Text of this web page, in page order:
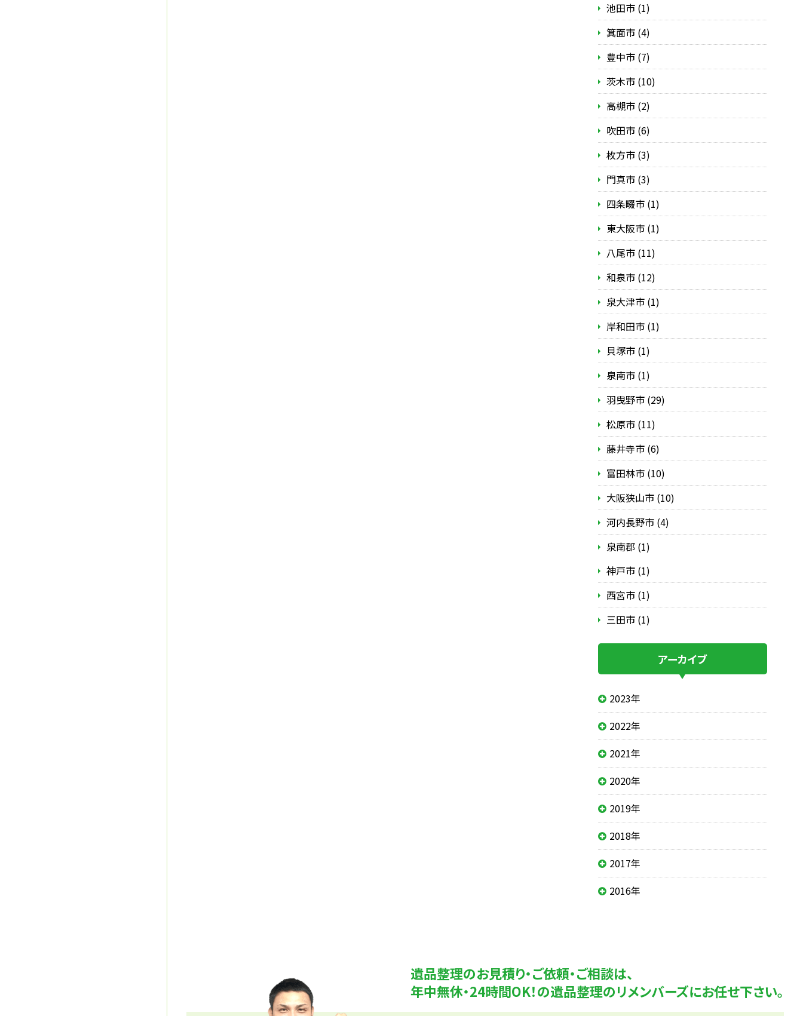
池田市 (1)
箕面市 (4)
豊中市 (7)
茨木市 (10)
高槻市 (2)
吹田市 (6)
枚方市 (3)
門真市 (3)
四条畷市 (1)
東大阪市 (1)
八尾市 (11)
和泉市 (12)
泉大津市 (1)
岸和田市 (1)
貝塚市 (1)
泉南市 (1)
羽曳野市 (29)
松原市 (11)
藤井寺市 (6)
富田林市 (10)
大阪狭山市 (10)
河内長野市 (4)
泉南郡 (1)
神戸市 (1)
西宮市 (1)
三田市 (1)
アーカイブ
2023年
2022年
2021年
2020年
2019年
2018年
2017年
2016年
遺品整理のお見積り・ご依頼・ご相談は、
年中無休・24時間OK！の遺品整理のリメンバーズにお任せ下さい。